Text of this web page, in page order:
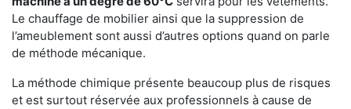
Le chauffage de mobilier ainsi que la suppression de
l’ameublement sont aussi d’autres options quand on parle
de méthode mécanique.
La méthode chimique présente beaucoup plus de risques
et est surtout réservée aux professionnels à cause de